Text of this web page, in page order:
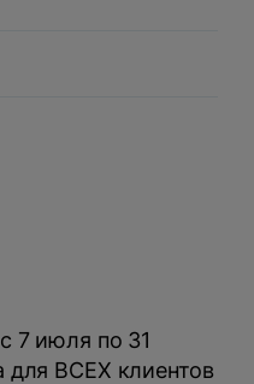
7 июля по 31
для ВСЕХ клиентов